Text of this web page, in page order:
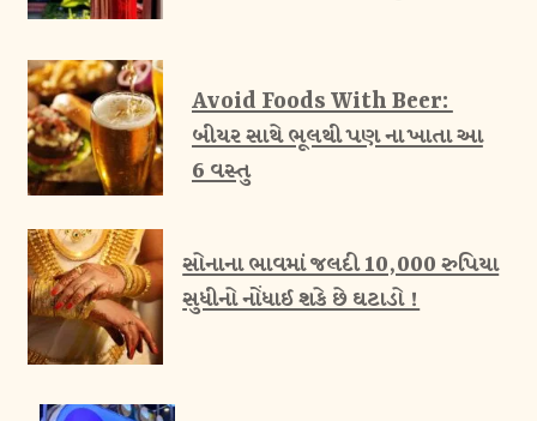
Avoid Foods With Beer: ​​
બીયર સાથે ભૂલથી પણ ના ખાતા આ
6 વસ્તુ
સોનાના ભાવમાં જલદી 10,000 રુપિયા
સુધીનો નોંધાઈ શકે છે ઘટાડો !